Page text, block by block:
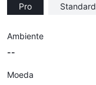
Pro Standard
Ambiente
--
Moeda